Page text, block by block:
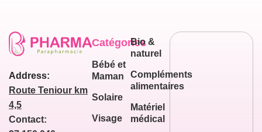
Address:
Route Teniour km
4,5
Contact:
Catégories
Bébé et
Maman
Solaire
Visage
Bio &
naturel
Compléments
alimentaires
Matériel
médical